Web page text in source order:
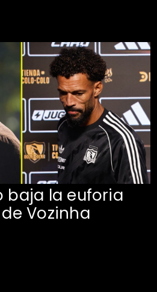
baja la euforia
Vozinha